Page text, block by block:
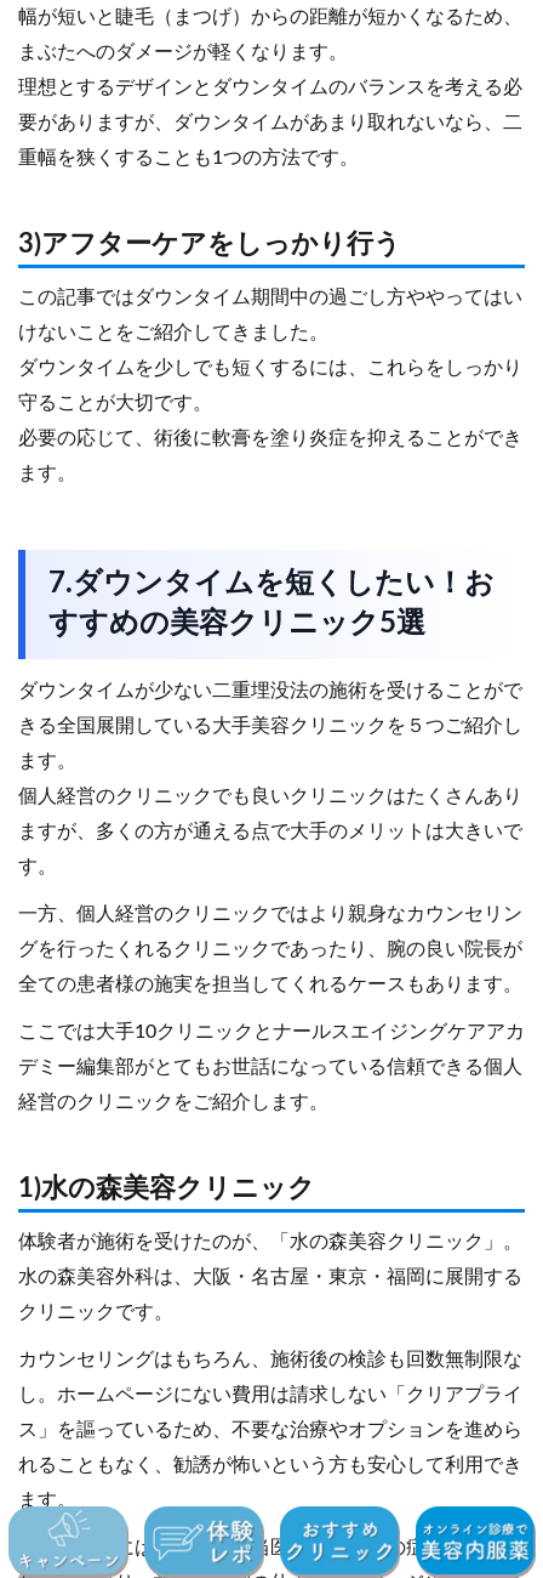
幅が短いと睫毛（まつげ）からの距離が短かくなるため、
まぶたへのダメージが軽くなります。
理想とするデザインとダウンタイムのバランスを考える必
要がありますが、ダウンタイムがあまり取れないなら、二
重幅を狭くすることも1つの方法です。
3)アフターケアをしっかり行う
この記事ではダウンタイム期間中の過ごし方ややってはい
けないことをご紹介してきました。
ダウンタイムを少しでも短くするには、これらをしっかり
守ることが大切です。
必要の応じて、術後に軟膏を塗り炎症を抑えることができ
ます。
7.ダウンタイムを短くしたい！お
すすめの美容クリニック5選
ダウンタイムが少ない二重埋没法の施術を受けることがで
きる全国展開している大手美容クリニックを５つご紹介し
ます。
個人経営のクリニックでも良いクリニックはたくさんあり
ますが、多くの方が通える点で大手のメリットは大きいで
す。
一方、個人経営のクリニックではより親身なカウンセリン
グを行ったくれるクリニックであったり、腕の良い院長が
全ての患者様の施実を担当してくれるケースもあります。
ここでは大手10クリニックとナールスエイジングケアアカ
デミー編集部がとてもお世話になっている信頼できる個人
経営のクリニックをご紹介します。
1)水の森美容クリニック
体験者が施術を受けたのが、「水の森美容クリニック」。
水の森美容外科は、大阪・名古屋・東京・福岡に展開する
クリニックです。
カウンセリングはもちろん、施術後の検診も回数無制限な
し。ホームページにない費用は請求しない「クリアプライ
ス」を謳っているため、不要な治療やオプションを進めら
れることもなく、勧誘が怖いという方も安心して利用でき
ます。
公式サイトには施術別、担当医師別に多数の症例写真が掲